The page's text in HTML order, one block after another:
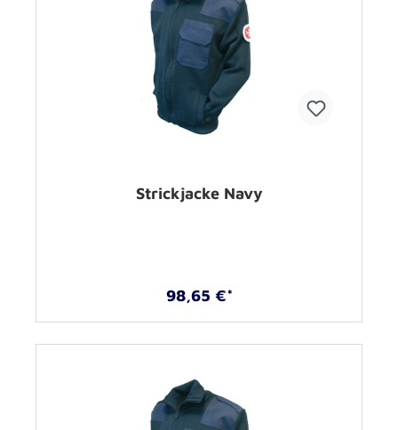
Strickjacke Navy
98,65 €*